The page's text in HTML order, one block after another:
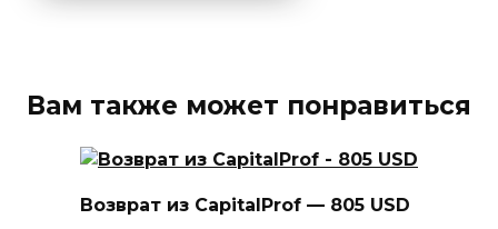
Вам также может понравиться
Возврат из CapitalProf — 805 USD